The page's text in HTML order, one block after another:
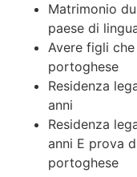
Matrimonio
paese di
Avere figli
portoghese
Residenza
anni
Residenza
anni E prova
portoghese